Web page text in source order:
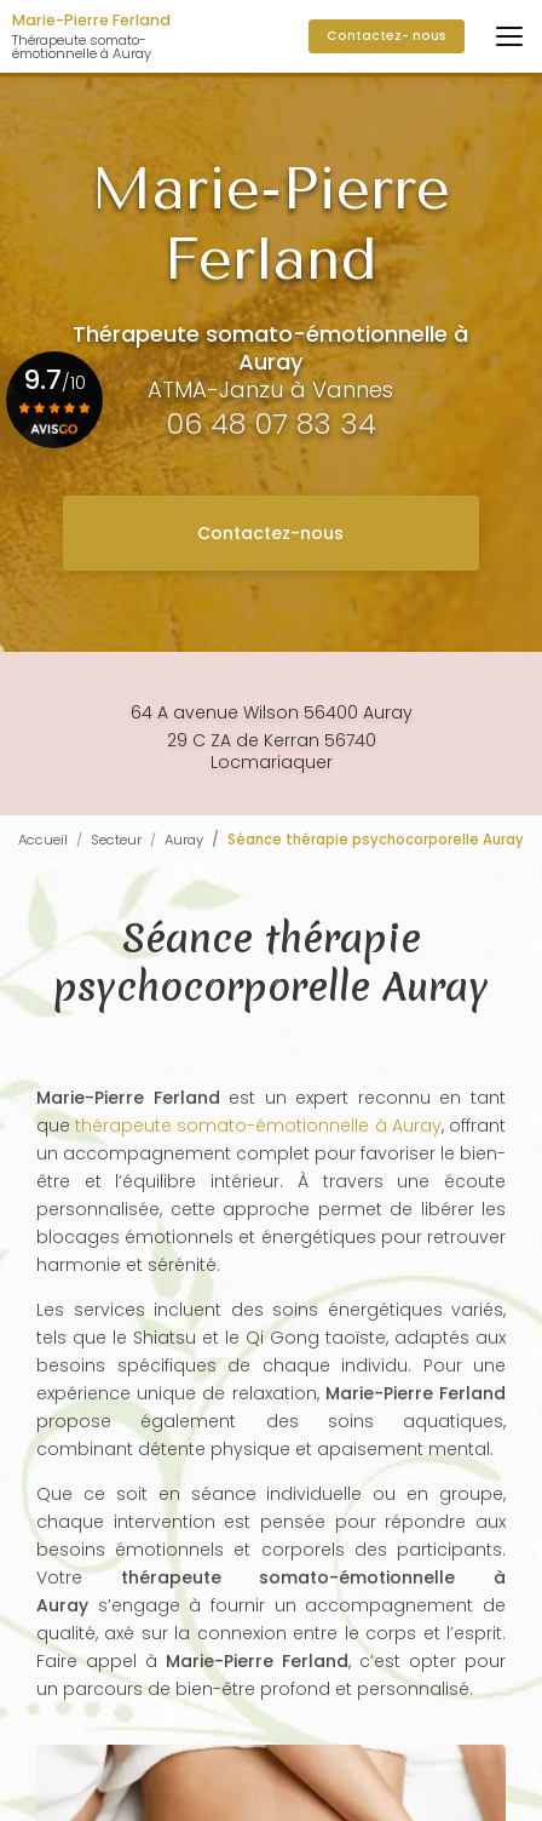
Aller
au
contenu
Marie-Pierre Ferland
Thérapeute somato-
émotionnelle à Auray
Contactez- nous
Marie-Pierre
Ferland
Thérapeute somato-émotionnelle à
Auray
ATMA-Janzu à Vannes
06 48 07 83 34
Contactez-nous
64 A avenue Wilson 56400 Auray
29 C ZA de Kerran 56740
Locmariaquer
9.7/10
Voir le certificat
Accueil Secteur Auray Séance thérapie psychocorporelle Auray
Séance thérapie
psychocorporelle Auray
Marie-Pierre Ferland est un expert reconnu en tant
quethérapeute somato-émotionnelle à Auray, offrant
un accompagnement complet pour favoriser le bien-
être et l’équilibre intérieur. À travers une écoute
personnalisée, cette approche permet de libérer les
blocages émotionnels et énergétiques pour retrouver
harmonie et sérénité.
Les services incluent des soins énergétiques variés,
tels que le Shiatsu et le Qi Gong taoïste, adaptés aux
besoins spécifiques de chaque individu. Pour une
expérience unique de relaxation, Marie-Pierre Ferland
propose également des soins aquatiques,
combinant détente physique et apaisement mental.
Que ce soit en séance individuelle ou en groupe,
chaque intervention est pensée pour répondre aux
besoins émotionnels et corporels des participants.
Votre thérapeute somato-émotionnelle à
Auray s’engage à fournir un accompagnement de
qualité, axé sur la connexion entre le corps et l’esprit.
Faire appel à Marie-Pierre Ferland, c’est opter pour
un parcours de bien-être profond et personnalisé.